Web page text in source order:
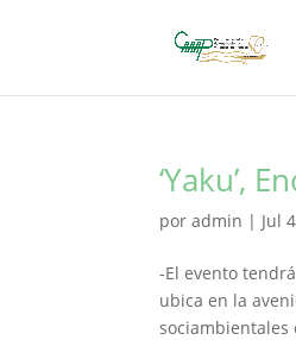
‘Yaku’,
poradmin | Jul
-El evento
ubica en la
sociambientales